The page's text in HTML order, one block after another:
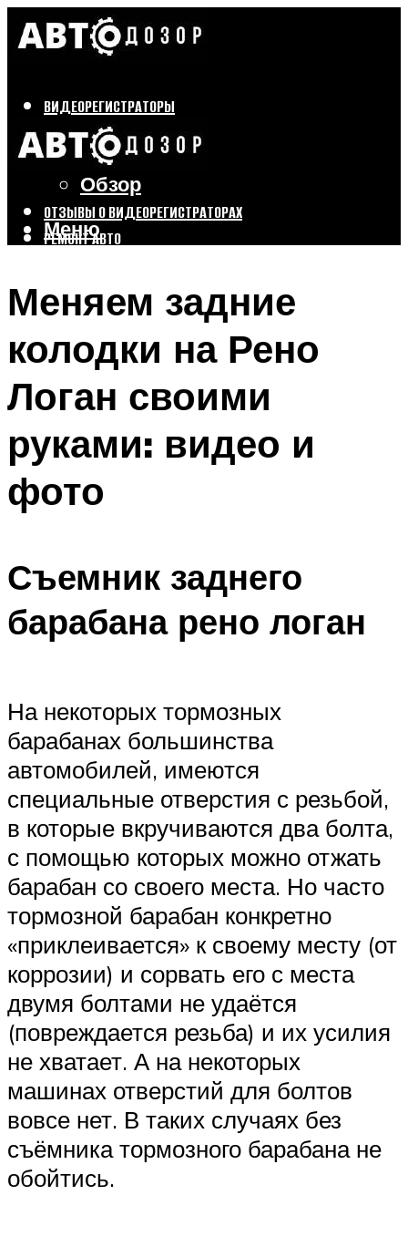
ВИДЕОРЕГИСТРАТОРЫ
Бренды
Выбор
Обзор
ОТЗЫВЫ О ВИДЕОРЕГИСТРАТОРАХ
РЕМОНТ АВТО
Меню
Меняем задние
колодки на Рено
Логан своими
руками: видео и
фото
Съемник заднего
барабана рено логан
На некоторых тормозных
барабанах большинства
автомобилей, имеются
специальные отверстия с резьбой,
в которые вкручиваются два болта,
с помощью которых можно отжать
барабан со своего места. Но часто
тормозной барабан конкретно
«приклеивается» к своему месту (от
коррозии) и сорвать его с места
двумя болтами не удаётся
(повреждается резьба) и их усилия
не хватает. А на некоторых
машинах отверстий для болтов
вовсе нет. В таких случаях без
съёмника тормозного барабана не
обойтись.